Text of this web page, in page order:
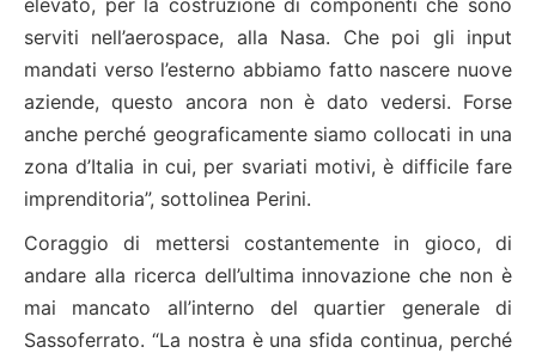
serviti nell’aerospace, alla Nasa. Che poi gli input
mandati verso l’esterno abbiamo fatto nascere nuove
aziende, questo ancora non è dato vedersi. Forse
anche perché geograficamente siamo collocati in una
zona d’Italia in cui, per svariati motivi, è difficile fare
imprenditoria”, sottolinea Perini.
Coraggio di mettersi costantemente in gioco, di
andare alla ricerca dell’ultima innovazione che non è
mai mancato all’interno del quartier generale di
Sassoferrato. “La nostra è una sfida continua, perché